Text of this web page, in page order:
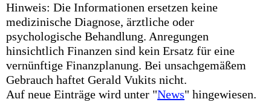
Hinweis: Die Informationen ersetzen keine
medizinische Diagnose, ärztliche oder
psychologische Behandlung. Anregungen
hinsichtlich Finanzen sind kein Ersatz für eine
vernünftige Finanzplanung. Bei unsachgemäßem
Gebrauch haftet Gerald Vukits nicht.
Auf neue Einträge wird unter "News" hingewiesen.